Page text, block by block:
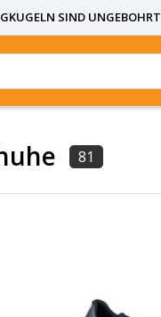
SIND UNGEBOHRT
81